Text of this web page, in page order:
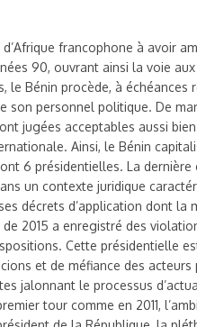
francophone à avoir
90, ouvrant ainsi la voie
le Bénin procède, à échéances
son personnel politique. De
jugées acceptables aussi
Ainsi, le Bénin
6 présidentielles. La
un contexte juridique
décrets d’application dont la
2015 a enregistré des
Cette présidentielle
et de méfiance des
jalonnant le processus
tour comme en 2011,